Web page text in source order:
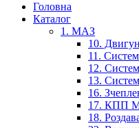
Головна
Каталог
1. МАЗ
10.
11.
12.
13.
16.
17. КПП
18.